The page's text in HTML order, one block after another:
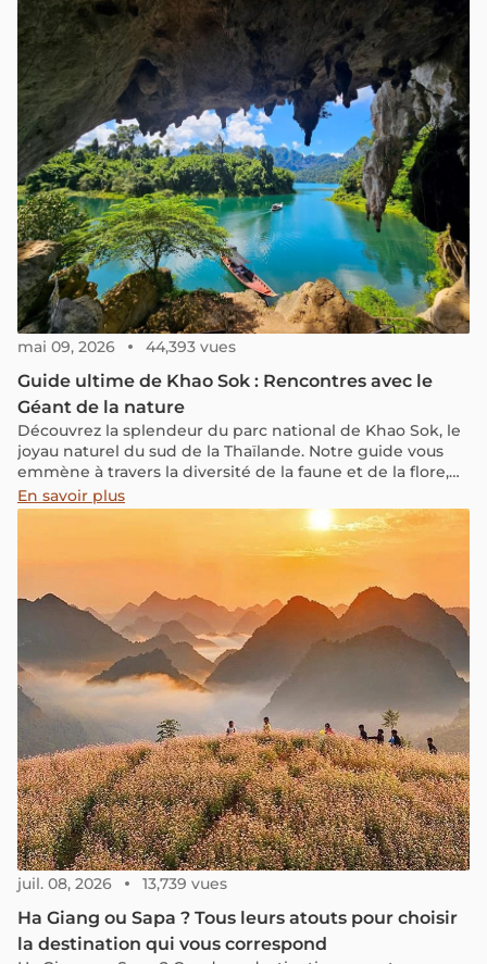
mai 09, 2026 44,393 vues
Guide ultime de Khao Sok : Rencontres avec le
Géant de la nature
Découvrez la splendeur du parc national de Khao Sok, le
joyau naturel du sud de la Thaïlande. Notre guide vous
emmène à travers la diversité de la faune et de la flore,
les formations rocheuses spectaculaires et les activités
inoubliables offertes par ce trésor naturel.
En savoir plus
juil. 08, 2026 13,739 vues
Ha Giang ou Sapa ? Tous leurs atouts pour choisir
la destination qui vous correspond